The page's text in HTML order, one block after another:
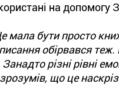
на
мала бути просто
обірвався
різні рівні
що це